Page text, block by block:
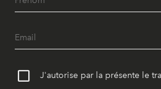
J'autorise par la présente le